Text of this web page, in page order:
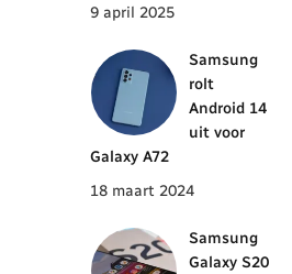
9 april 2025
Samsung
rolt
Android 14
uit voor
Galaxy A72
18 maart 2024
Samsung
Galaxy S20